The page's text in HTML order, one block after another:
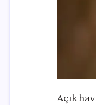
Açık